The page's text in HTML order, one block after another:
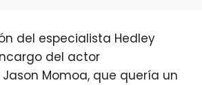
del especialista Hedley
del actor
Momoa, que quería un